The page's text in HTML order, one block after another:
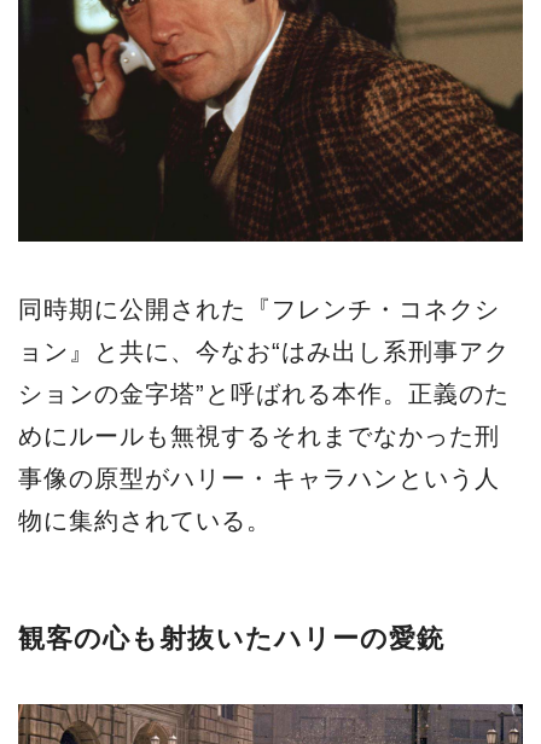
同時期に公開された『フレンチ・コネクシ
ョン』と共に、今なお“はみ出し系刑事アク
ションの金字塔”と呼ばれる本作。正義のた
めにルールも無視するそれまでなかった刑
事像の原型がハリー・キャラハンという人
物に集約されている。
観客の心も射抜いたハリーの愛銃